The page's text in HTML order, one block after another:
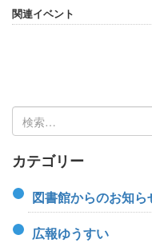
関連イベント
検
索:
カテゴリー
図書館からのお知ら
広報ゆうすい